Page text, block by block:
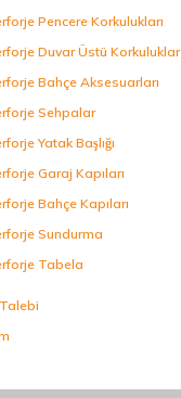
Pencere Korkulukları
Duvar Üstü Korkuluklar
Bahçe Aksesuarları
Sehpalar
Yatak Başlığı
Garaj Kapıları
Bahçe Kapıları
Sundurma
Tabela